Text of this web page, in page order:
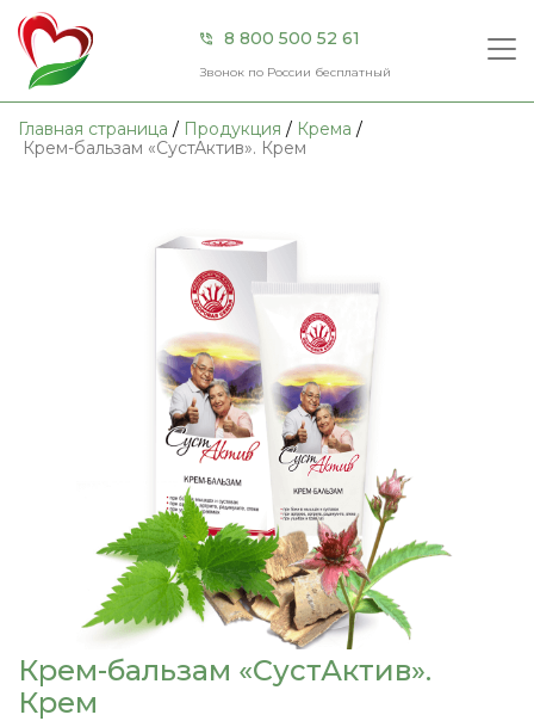
8 800 500 52 61
Звонок по России бесплатный ×
О компании
Сертификаты
Доставка и оплата
Новости
Корзина
Личный кабинет
Главная страница / Продукция / Крема /
Крем-бальзам «СустАктив». Крем
Крем-бальзам «СустАктив».
Крем